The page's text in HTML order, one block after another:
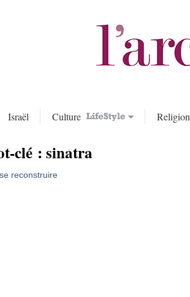
Israël Culture Religion
clé :sinatra
reconstruire